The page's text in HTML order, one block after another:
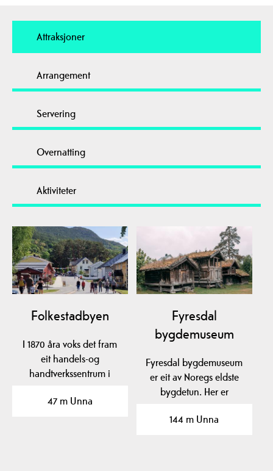
Attraksjoner
Arrangement
Servering
Overnatting
Aktiviteter
Folkestadbyen
I 1870 åra voks det fram
eit handels-og
handtverkssentrum i
47 m Unna
Fyresdal
bygdemuseum
Fyresdal bygdemuseum
er eit av Noregs eldste
bygdetun. Her er
og…
144 m Unna